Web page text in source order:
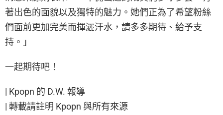
著出色的面貌以及獨特的魅力。她們正為了希望粉絲
們面前更加完美而揮灑汗水，請多多期待、給予支
持。」
一起期待吧！
| Kpopn 的 D.W. 報導
| 轉載請註明 Kpopn 與所有來源